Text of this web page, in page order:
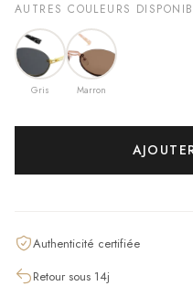
AUTRES COULEURS
Gris Marron
Authenticité certifiée
Retour sous 14j